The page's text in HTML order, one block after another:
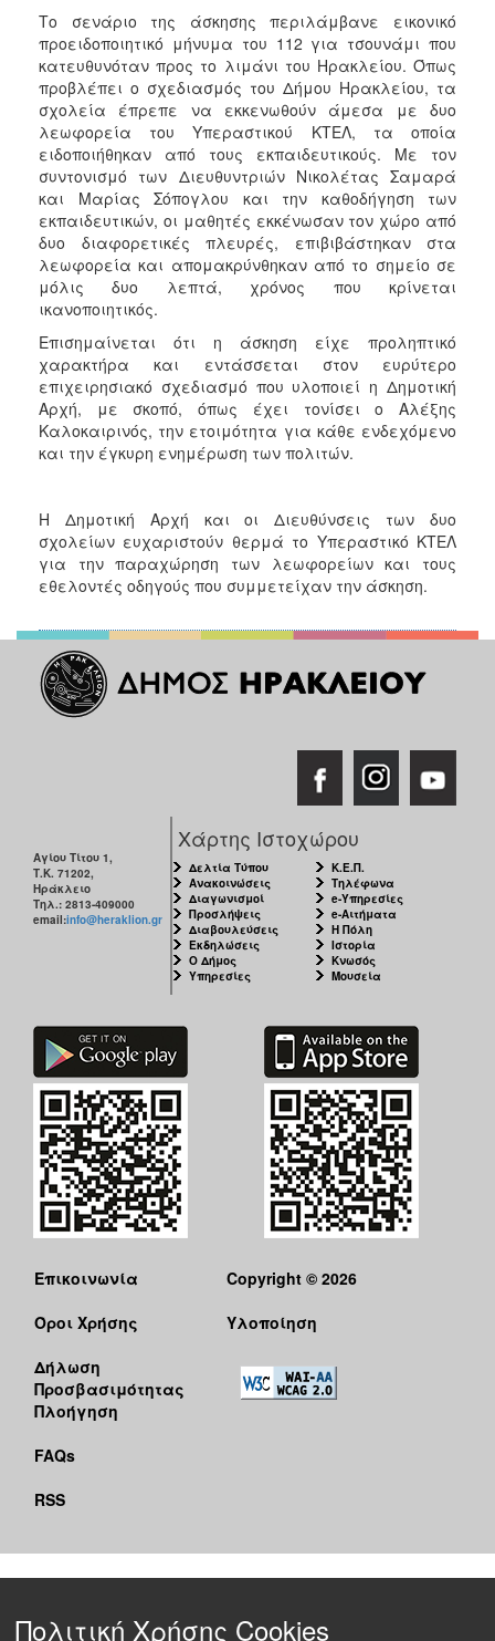
ΔΗΜΟΤΗΣ
ΕΠΙΣΚΕΠΤΗΣ
ΗΡΑΚΛΕΙΟ
Το σενάριο της άσκησης περιλάμβανε εικονικό
προειδοποιητικό μήνυμα του 112 για τσουνάμι που
κατευθυνόταν προς το λιμάνι του Ηρακλείου. Όπως
προβλέπει ο σχεδιασμός του Δήμου Ηρακλείου, τα
σχολεία έπρεπε να εκκενωθούν άμεσα με δυο
λεωφορεία του Υπεραστικού ΚΤΕΛ, τα οποία
ειδοποιήθηκαν από τους εκπαιδευτικούς. Με τον
συντονισμό των Διευθυντριών Νικολέτας Σαμαρά
και Μαρίας Σόπογλου και την καθοδήγηση των
εκπαιδευτικών, οι μαθητές εκκένωσαν τον χώρο από
δυο διαφορετικές πλευρές, επιβιβάστηκαν στα
λεωφορεία και απομακρύνθηκαν από το σημείο σε
μόλις δυο λεπτά, χρόνος που κρίνεται
ικανοποιητικός.
Επισημαίνεται ότι η άσκηση είχε προληπτικό
χαρακτήρα και εντάσσεται στον ευρύτερο
επιχειρησιακό σχεδιασμό που υλοποιεί η Δημοτική
Αρχή, με σκοπό, όπως έχει τονίσει ο Αλέξης
Καλοκαιρινός, την ετοιμότητα για κάθε ενδεχόμενο
και την έγκυρη ενημέρωση των πολιτών.
Η Δημοτική Αρχή και οι Διευθύνσεις των δυο
σχολείων ευχαριστούν θερμά το Υπεραστικό ΚΤΕΛ
για την παραχώρηση των λεωφορείων και τους
εθελοντές οδηγούς που συμμετείχαν την άσκηση.
Αγίου Τίτου 1,
Τ.Κ. 71202,
Ηράκλειο
Τηλ.: 2813-409000
email:info@heraklion.gr
Χάρτης Ιστοχώρου
Δελτία Τύπου
Ανακοινώσεις
Διαγωνισμοί
Προσλήψεις
Διαβουλεύσεις
Εκδηλώσεις
Ο Δήμος
Υπηρεσίες
Κ.Ε.Π.
Τηλέφωνα
e-Υπηρεσίες
e-Αιτήματα
Η Πόλη
Ιστορία
Κνωσός
Μουσεία
Επικοινωνία
Όροι Χρήσης
Δήλωση
Προσβασιμότητας
Πλοήγηση
FAQs
RSS
Copyright © 2026
Υλοποίηση
Πολιτική Χρήσης Cookies